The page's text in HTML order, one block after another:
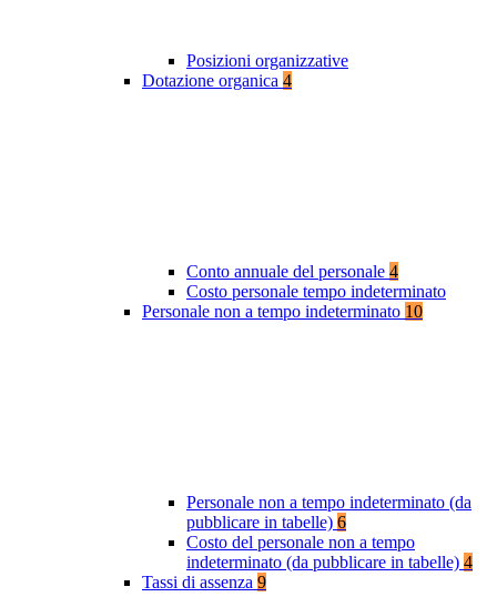
Posizioni organizzative
Dotazione organica 4
Conto annuale del personale 4
Costo personale tempo indeterminato
Personale non a tempo indeterminato 10
Personale non a tempo indeterminato (da
pubblicare in tabelle) 6
Costo del personale non a tempo
indeterminato (da pubblicare in tabelle) 4
Tassi di assenza 9